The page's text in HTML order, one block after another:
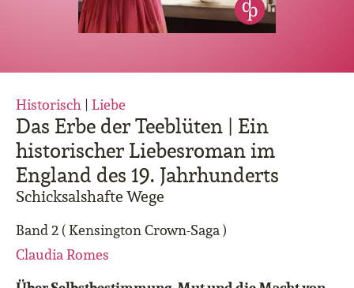
Das Erbe der Teeblüten | Ein
historischer Liebesroman im
England des 19. Jahrhunderts
Schicksalshafte Wege
Band 2 ( Kensington Crown-Saga )
Claudia Romes
Historisch | Liebe